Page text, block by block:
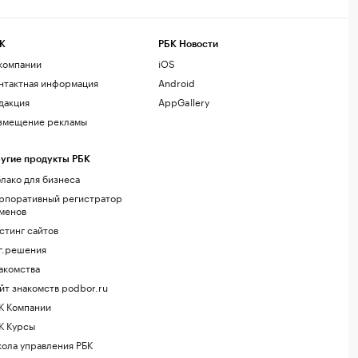
информация
рекламы
продукты РБК
для бизнеса
регистратор
сайтов
знакомств podbor.ru
Компании
Курсы
управления РБК
РБК Новости
iOS
Android
AppGallery